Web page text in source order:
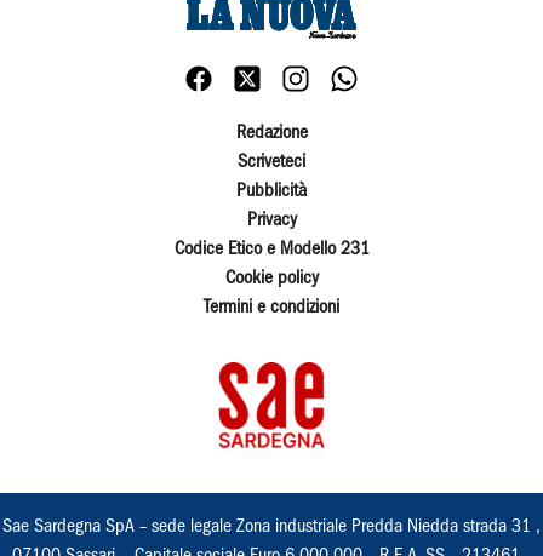
Redazione
Scriveteci
Pubblicità
Privacy
Codice Etico e Modello 231
Cookie policy
Termini e condizioni
Sae Sardegna SpA – sede legale Zona industriale Predda Niedda strada 31 ,